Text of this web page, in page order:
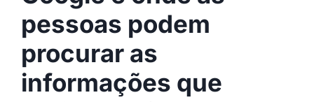
pessoas podem
procurar as
informações que